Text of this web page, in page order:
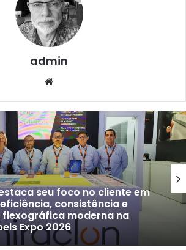
admin
seu foco no cliente em
consistência e
moderna na
Expo 2026